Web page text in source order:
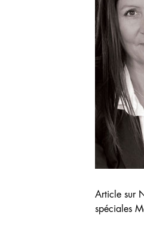
Article sur
spéciales